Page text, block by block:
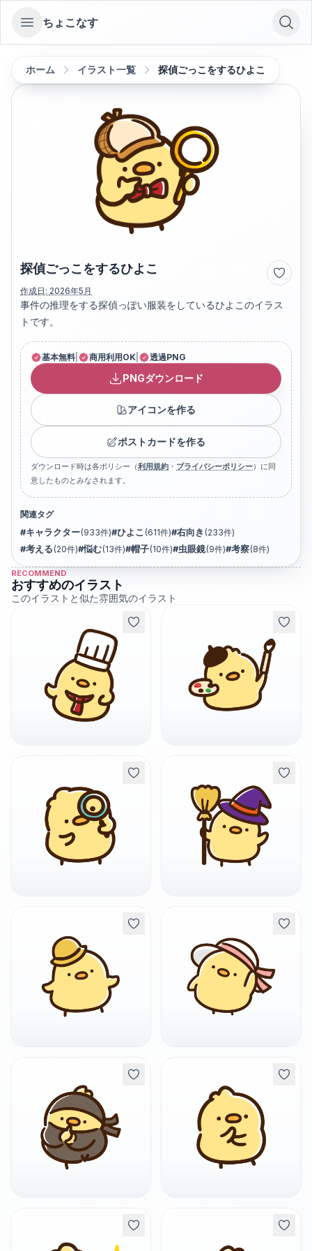
Open sidebar
ちょこなす
ホーム イラスト一覧 探偵ごっこをするひよこ
探偵ごっこをするひよこ
作成日: 2026年5月
事件の推理をする探偵っぽい服装をしているひよこのイラス
トです。
基本無料 商用利用OK 透過PNG
PNGダウンロード
アイコンを作る
ポストカードを作る
ダウンロード時は各ポリシー（利用規約 ・ プライバシーポリシー）に同
意したものとみなされます。
関連タグ
#キャラクター(933件)#ひよこ (611件)#右向き (233件)
#考える (20件)#悩む(13件)#帽子(10件)#虫眼鏡(9件)#考察(8件)
RECOMMEND
おすすめのイラスト
このイラストと似た雰囲気のイラスト